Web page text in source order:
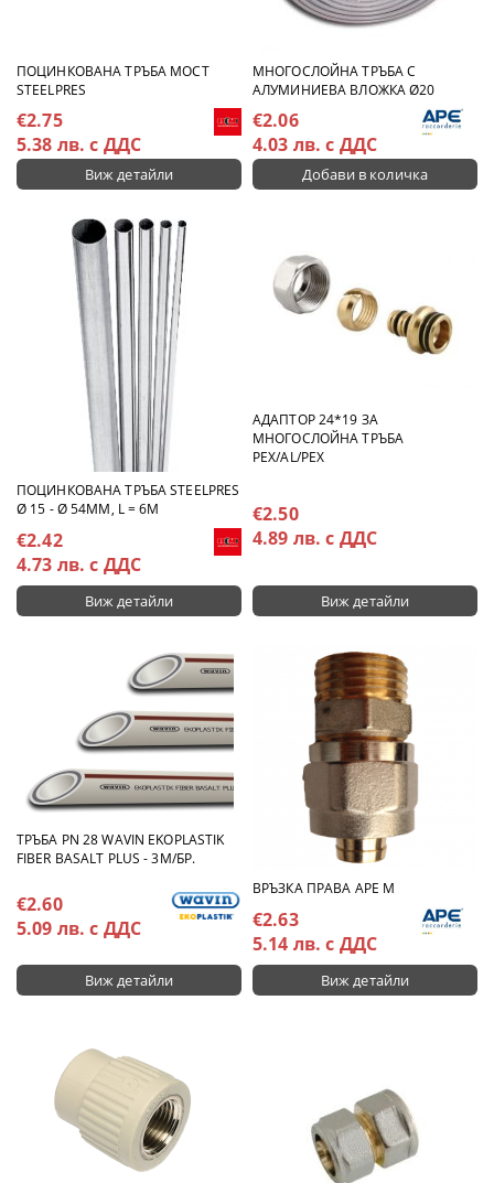
ПОЦИНКОВАНА ТРЪБА МОСТ
STEELPRES
€2.75
5.38 лв. с ДДС
Виж детайли
МНОГОСЛОЙНА ТРЪБА С
АЛУМИНИЕВА ВЛОЖКА Ø20
€2.06
4.03 лв. с ДДС
ПОЦИНКОВАНА ТРЪБА STEELPRES
Ø 15 - Ø 54MM, L = 6M
€2.42
4.73 лв. с ДДС
Виж детайли
АДАПТОР 24*19 ЗА
МНОГОСЛОЙНА ТРЪБА
PEX/AL/PEX
€2.50
4.89 лв. с ДДС
Виж детайли
ТРЪБА PN 28 WAVIN EKOPLASTIK
FIBER BASALT PLUS - 3М/БР.
€2.60
5.09 лв. с ДДС
Виж детайли
ВРЪЗКА ПРАВА АРЕ М
€2.63
5.14 лв. с ДДС
Виж детайли